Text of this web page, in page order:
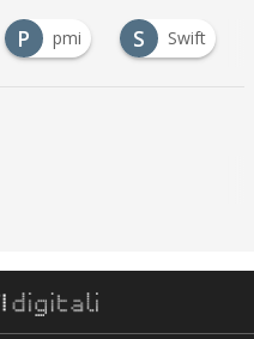
P pmi S Swift